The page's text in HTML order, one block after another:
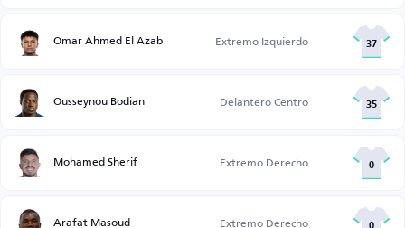
Omar Ahmed El Azab Extremo Izquierdo 37
Ousseynou Bodian Delantero Centro 35
Mohamed Sherif Extremo Derecho 0
Arafat Masoud Extremo Derecho